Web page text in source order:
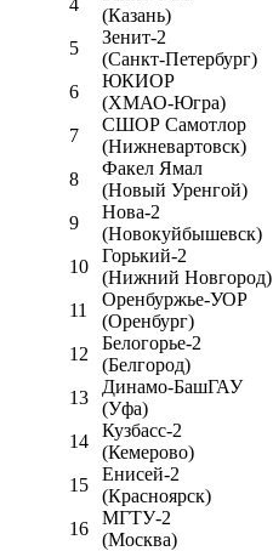
4
(Казань)
5
Зенит-2
(Санкт-Петербург)
6
ЮКИОР
(ХМАО-Югра)
7
СШОР Самотлор
(Нижневартовск)
8
Факел Ямал
(Новый Уренгой)
9
Нова-2
(Новокуйбышевск)
10
Горький-2
(Нижний Новгород)
11
Оренбуржье-УОР
(Оренбург)
12
Белогорье-2
(Белгород)
13
Динамо-БашГАУ
(Уфа)
14
Кузбасс-2
(Кемерово)
15
Енисей-2
(Красноярск)
16
МГТУ-2
(Москва)